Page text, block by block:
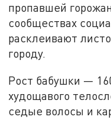
пропавшей
сообществах
расклеивают
городу.
Рост бабушки —
худощавого
седые волосы и